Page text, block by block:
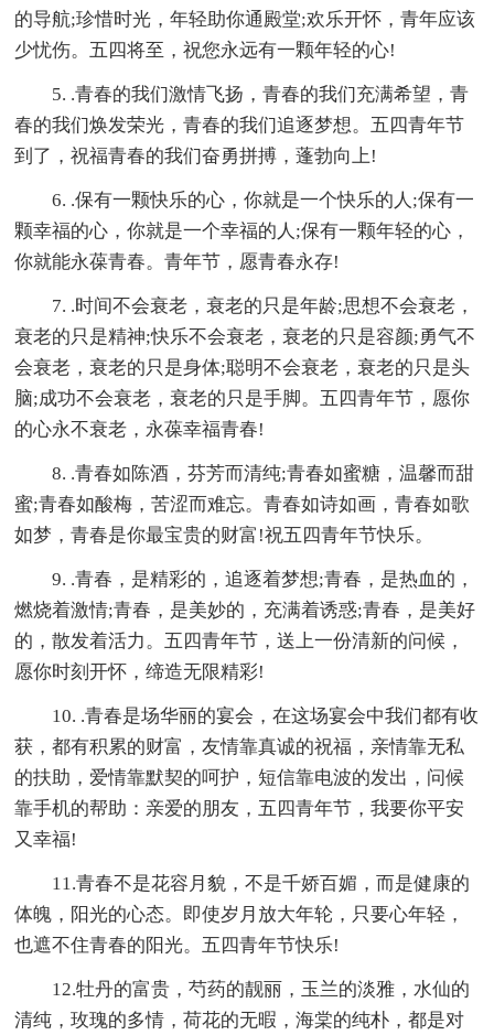
的导航;珍惜时光，年轻助你通殿堂;欢乐开怀，青年应该
少忧伤。五四将至，祝您永远有一颗年轻的心!
5. .青春的我们激情飞扬，青春的我们充满希望，青
春的我们焕发荣光，青春的我们追逐梦想。五四青年节
到了，祝福青春的我们奋勇拼搏，蓬勃向上!
6. .保有一颗快乐的心，你就是一个快乐的人;保有一
颗幸福的心，你就是一个幸福的人;保有一颗年轻的心，
你就能永葆青春。青年节，愿青春永存!
7. .时间不会衰老，衰老的只是年龄;思想不会衰老，
衰老的只是精神;快乐不会衰老，衰老的只是容颜;勇气不
会衰老，衰老的只是身体;聪明不会衰老，衰老的只是头
脑;成功不会衰老，衰老的只是手脚。五四青年节，愿你
的心永不衰老，永葆幸福青春!
8. .青春如陈酒，芬芳而清纯;青春如蜜糖，温馨而甜
蜜;青春如酸梅，苦涩而难忘。青春如诗如画，青春如歌
如梦，青春是你最宝贵的财富!祝五四青年节快乐。
9. .青春，是精彩的，追逐着梦想;青春，是热血的，
燃烧着激情;青春，是美妙的，充满着诱惑;青春，是美好
的，散发着活力。五四青年节，送上一份清新的问候，
愿你时刻开怀，缔造无限精彩!
10. .青春是场华丽的宴会，在这场宴会中我们都有收
获，都有积累的财富，友情靠真诚的祝福，亲情靠无私
的扶助，爱情靠默契的呵护，短信靠电波的发出，问候
靠手机的帮助：亲爱的朋友，五四青年节，我要你平安
又幸福!
11.青春不是花容月貌，不是千娇百媚，而是健康的
体魄，阳光的心态。即使岁月放大年轮，只要心年轻，
也遮不住青春的阳光。五四青年节快乐!
12.牡丹的富贵，芍药的靓丽，玉兰的淡雅，水仙的
清纯，玫瑰的多情，荷花的无暇，海棠的纯朴，都是对